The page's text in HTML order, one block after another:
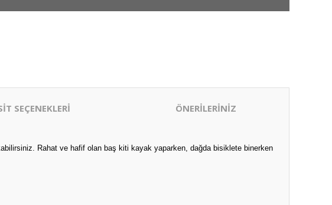
SEÇENEKLERİ ÖNERİLERİNİZ
Rahat ve hafif olan baş kiti kayak yaparken, dağda bisiklete binerken